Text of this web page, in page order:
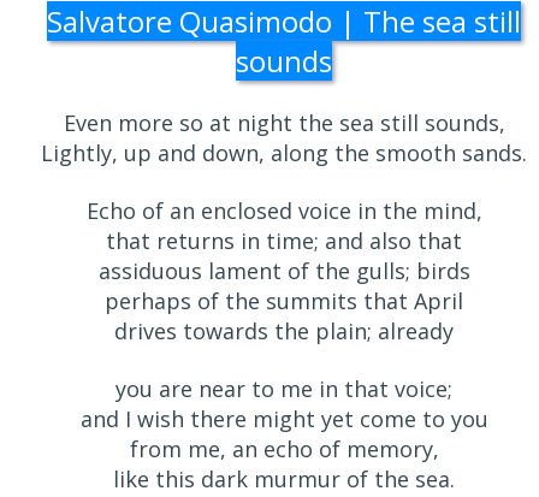
Salvatore Quasimodo | The sea still
sounds
Even more so at night the sea still sounds,
Lightly, up and down, along the smooth sands.
Echo of an enclosed voice in the mind,
that returns in time; and also that
assiduous lament of the gulls; birds
perhaps of the summits that April
drives towards the plain; already
you are near to me in that voice;
and I wish there might yet come to you
from me, an echo of memory,
like this dark murmur of the sea.